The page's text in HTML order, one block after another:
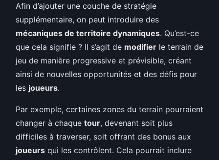
Afin d’ajouter une couche de stratégie
supplémentaire, on peut introduire des
mécaniques de territoire dynamiques. Qu’est-ce
que cela signifie ? Il s’agit de modifier le terrain de
jeu de manière progressive et prévisible, créant
ainsi de nouvelles opportunités et des défis pour
les joueurs.
Par exemple, certaines zones du terrain pourraient
changer à chaque tour, devenant soit plus
difficiles à traverser, soit offrant des bonus aux
joueurs qui les contrôlent. Cela pourrait inclure